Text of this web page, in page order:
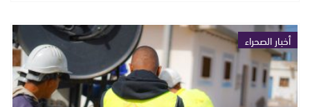
أخبار الصحراء